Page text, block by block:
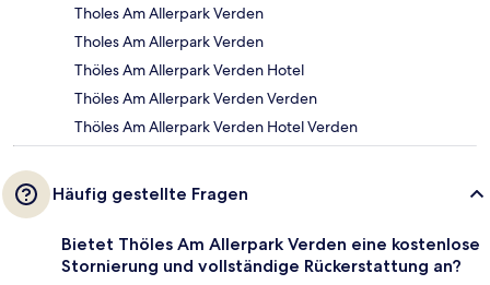
Tholes Am Allerpark Verden
Tholes Am Allerpark Verden
Thöles Am Allerpark Verden Hotel
Thöles Am Allerpark Verden Verden
Thöles Am Allerpark Verden Hotel Verden
Häufig gestellte Fragen
Bietet Thöles Am Allerpark Verden eine kostenlose
Stornierung und vollständige Rückerstattung an?